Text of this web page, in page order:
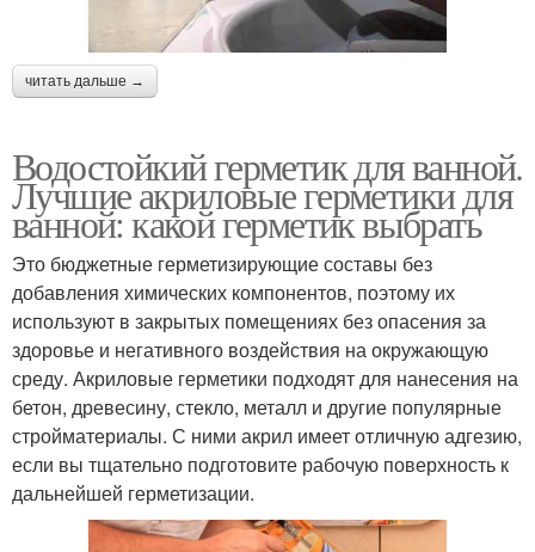
читать дальше →
Водостойкий герметик для ванной.
Лучшие акриловые герметики для
ванной: какой герметик выбрать
Это бюджетные герметизирующие составы без
добавления химических компонентов, поэтому их
используют в закрытых помещениях без опасения за
здоровье и негативного воздействия на окружающую
среду. Акриловые герметики подходят для нанесения на
бетон, древесину, стекло, металл и другие популярные
стройматериалы. С ними акрил имеет отличную адгезию,
если вы тщательно подготовите рабочую поверхность к
дальнейшей герметизации.